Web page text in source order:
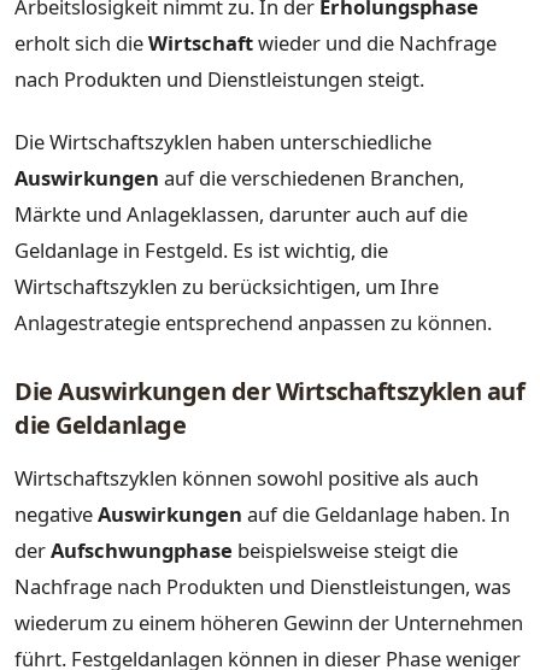
Arbeitslosigkeit nimmt zu. In der Erholungsphase
erholt sich dieWirtschaftwieder und die Nachfrage
nach Produkten und Dienstleistungen steigt.
Die Wirtschaftszyklen haben unterschiedliche
Auswirkungen auf die verschiedenen Branchen,
Märkte und Anlageklassen, darunter auch auf die
Geldanlage in Festgeld. Es ist wichtig, die
Wirtschaftszyklen zu berücksichtigen, um Ihre
Anlagestrategie entsprechend anpassen zu können.
Die Auswirkungen der Wirtschaftszyklen auf
die Geldanlage
Wirtschaftszyklen können sowohl positive als auch
negativeAuswirkungen auf die Geldanlage haben. In
derAufschwungphase beispielsweise steigt die
Nachfrage nach Produkten und Dienstleistungen, was
wiederum zu einem höheren Gewinn der Unternehmen
führt. Festgeldanlagen können in dieser Phase weniger